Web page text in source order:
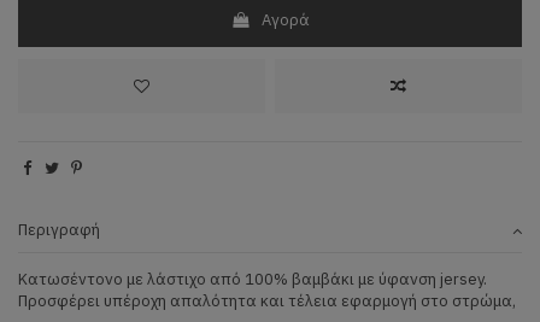
Αγορά
Περιγραφή
Κατωσέντονο με λάστιχο από 100% βαμβάκι με ύφανση jersey.
Προσφέρει υπέροχη απαλότητα και τέλεια εφαρμογή στο στρώμα,